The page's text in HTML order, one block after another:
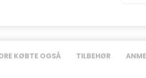
KØBTE OGSÅ TILBEHØR